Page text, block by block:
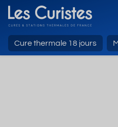
Cure thermale 18 jours